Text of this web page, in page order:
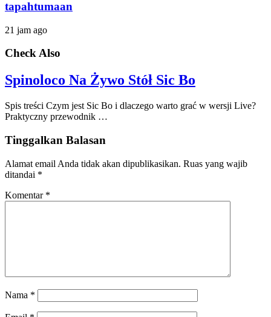
tapahtumaan
21 jam ago
Check Also
Spinoloco Na Żywo Stół Sic Bo
Spis treści Czym jest Sic Bo i dlaczego warto grać w wersji Live?
Praktyczny przewodnik …
Tinggalkan Balasan
Alamat email Anda tidak akan dipublikasikan. Ruas yang wajib
ditandai *
Komentar *
Nama *